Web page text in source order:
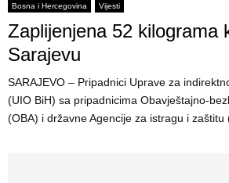
E
N
U
Bosna i Hercegovina Vijesti
Zaplijenjena 52 kilograma
Sarajevu
SARAJEVO – Pripadnici Uprave za
(UIO BiH) sa pripadnicima Obavještajno-
(OBA) i državne Agencije za istragu i zaštitu